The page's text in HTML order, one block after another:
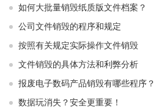
如何大批量销毁纸质版文件档案？
公司文件销毁的程序和规定
按照有关规定实际操作文件销毁
文件销毁的具体方法和利弊分析
报废电子数码产品销毁有哪些程序？
数据玩消失？安全更重要！